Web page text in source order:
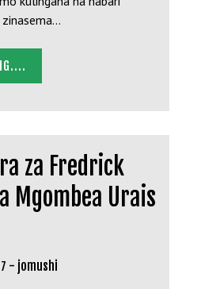
za Fredrick
Mgombea Urais
- jomushi